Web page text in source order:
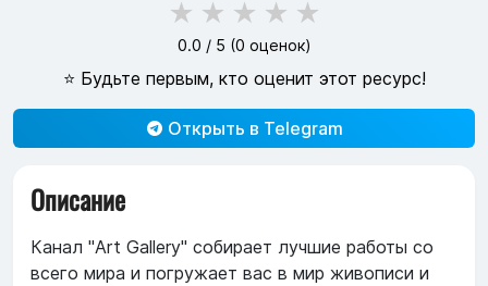
★ ★ ★ ★ ★
0.0 / 5 (0 оценок)
⭐ Будьте первым, кто оценит этот ресурс!
Открыть в Telegram
Описание
Канал "Art Gallery" собирает лучшие работы со
всего мира и погружает вас в мир живописи и